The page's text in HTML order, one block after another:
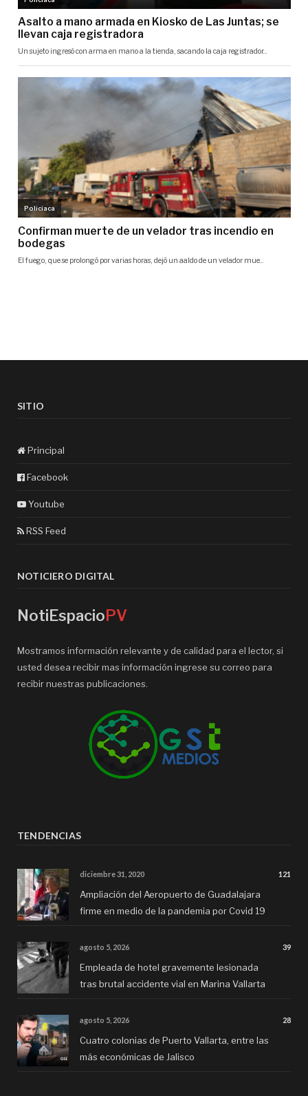
SITIO
Principal
Facebook
Youtube
RSS Feed
NOTICIERO DIGITAL
NotiEspacioPV
Mostramos información relevante y de calidad para el lector, si
usted desea recibir mas información ingrese su correo para
recibir nuestras publicaciones.
TENDENCIAS
diciembre 31, 2020 121
Ampliación del Aeropuerto de Guadalajara
firme en medio de la pandemia por Covid 19
agosto 5, 2026 39
Empleada de hotel gravemente lesionada
tras brutal accidente vial en Marina Vallarta
agosto 5, 2026 28
Cuatro colonias de Puerto Vallarta, entre las
más económicas de Jalisco